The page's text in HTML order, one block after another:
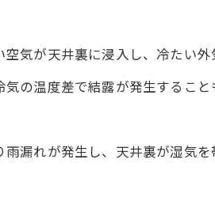
気が天井裏に浸入し、冷たい外
の温度差で結露が発生すること
漏れが発生し、天井裏が湿気